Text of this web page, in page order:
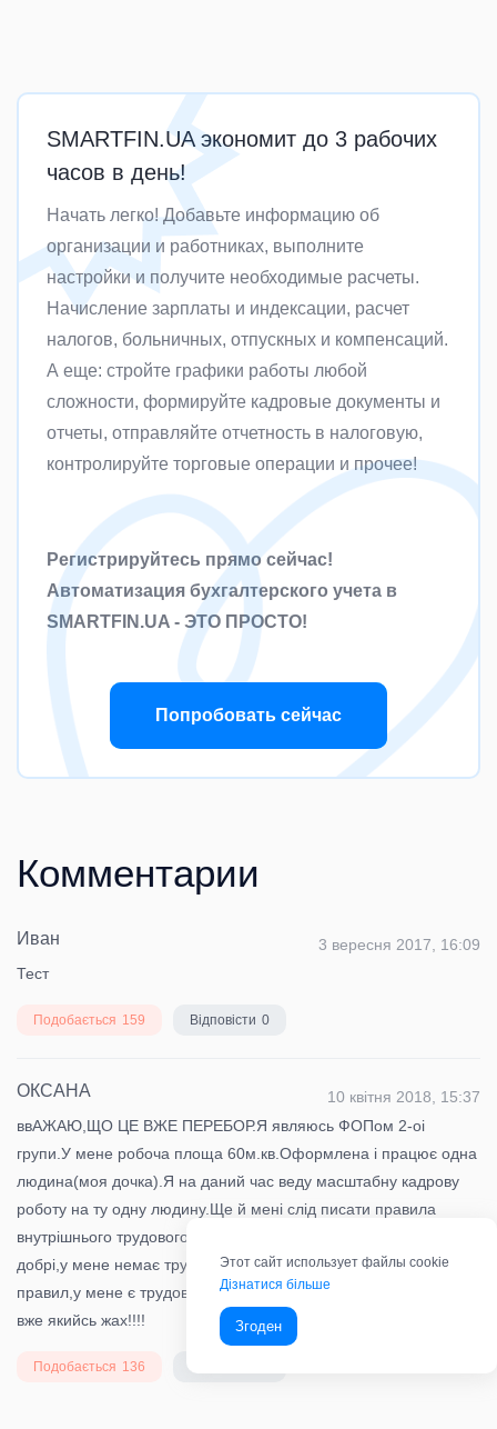
SMARTFIN.UA экономит до 3 рабочих
часов в день!
Начать легко! Добавьте информацию об
организации и работниках, выполните
настройки и получите необходимые расчеты.
Начисление зарплаты и индексации, расчет
налогов, больничных, отпускных и компенсаций.
А еще: стройте графики работы любой
сложности, формируйте кадровые документы и
отчеты, отправляйте отчетность в налоговую,
контролируйте торговые операции и прочее!
Регистрируйтесь прямо сейчас!
Автоматизация бухгалтерского учета в
SMARTFIN.UA - ЭТО ПРОСТО!
Попробовать сейчас
Комментарии
Иван
3 вересня 2017, 16:09
Тест
Подобається 159 Відповісти 0
ОКСАНА
10 квітня 2018, 15:37
ввАЖАЮ,ЩО ЦЕ ВЖЕ ПЕРЕБОР.Я являюсь ФОПом 2-оі
групи.У мене робоча площа 60м.кв.Оформлена і працює одна
людина(моя дочка).Я на даний час веду масштабну кадрову
роботу на ту одну людину.Ще й мені слід писати правила
внутрішнього трудового розпорядку на кількох листах.Люди
добрі,у мене немає трудового колективу для узгодження таких
правил,у мене є трудова угода,де ці всі нюанси прописані.Це
вже якийсь жах!!!!
Подобається 136
Этот сайт использует файлы cookie
Дізнатися більше
Згоден